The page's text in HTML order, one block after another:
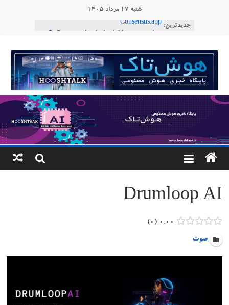
شنبه ۱۷ مرداد ۱۴۰۵
جدیدترین: Consensus.app
طبیعی فارسی
ربات «Aru» محصول شرکت فرانسوی Nio
Robotics
ربات T‑800
هوشتاک
پایگاه
خبری
هوش
مصنوعی
www.hooshtaak.ir
Drumloop AI
۰.۰۰ ۰
صوت